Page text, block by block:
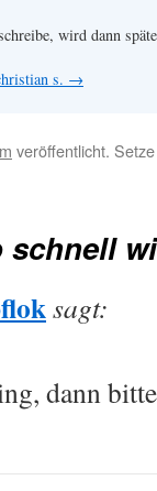
wird dann
s. →
veröffentlicht.
schnell
sagt:
dann